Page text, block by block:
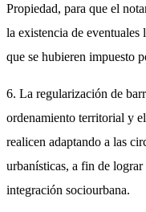
Propiedad, para que el
la existencia de eventuales
que se hubieren impuesto
6. La regularización de
ordenamiento territorial y
realicen adaptando a las
urbanísticas, a fin de
integración sociourbana.